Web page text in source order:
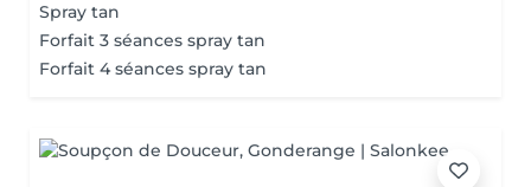
Spray tan
Forfait 3 séances spray tan
Forfait 4 séances spray tan